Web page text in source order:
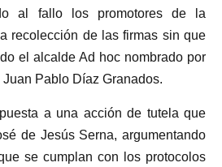
al fallo los promotores de la
recolección de las firmas sin que
el alcalde Ad hoc nombrado por
Pablo Díaz Granados.
a una acción de tutela que
de Jesús Serna, argumentando
se cumplan con los protocolos